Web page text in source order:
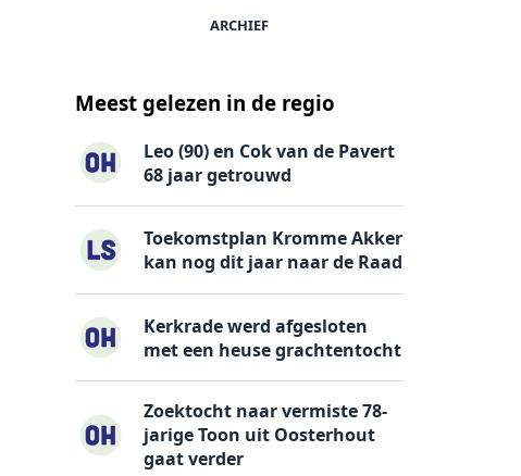
ARCHIEF
Meest gelezen in de regio
Leo (90) en Cok van de Pavert
68 jaar getrouwd
Toekomstplan Kromme Akker
kan nog dit jaar naar de Raad
Kerkrade werd afgesloten
met een heuse grachtentocht
Zoektocht naar vermiste 78-
jarige Toon uit Oosterhout
gaat verder